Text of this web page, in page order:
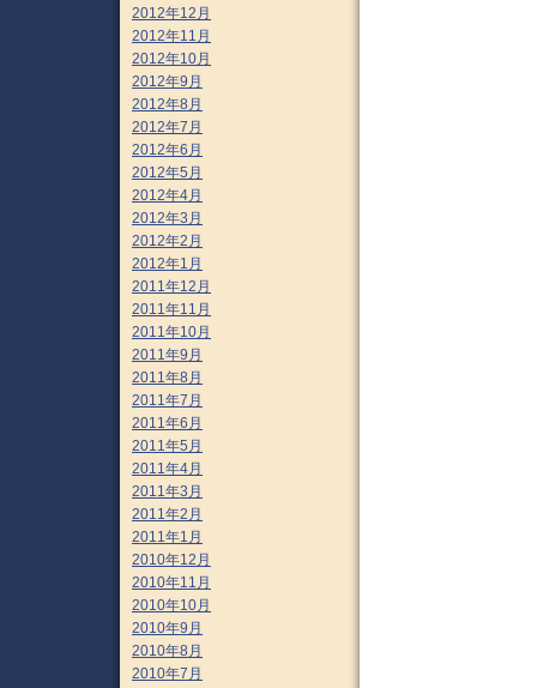
2012年12月
2012年11月
2012年10月
2012年9月
2012年8月
2012年7月
2012年6月
2012年5月
2012年4月
2012年3月
2012年2月
2012年1月
2011年12月
2011年11月
2011年10月
2011年9月
2011年8月
2011年7月
2011年6月
2011年5月
2011年4月
2011年3月
2011年2月
2011年1月
2010年12月
2010年11月
2010年10月
2010年9月
2010年8月
2010年7月